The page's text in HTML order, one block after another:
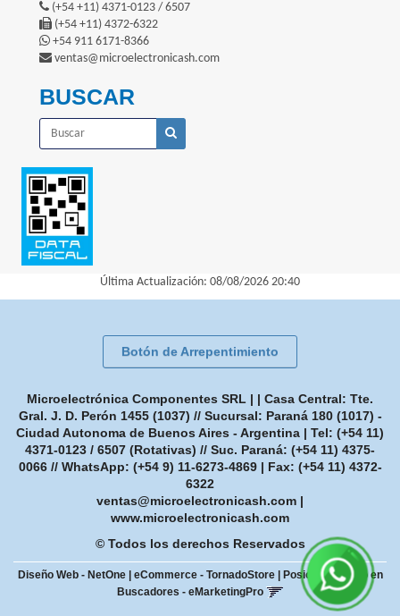
(+54 +11) 4371-0123 / 6507
(+54 +11) 4372-6322
+54 911 6171-8366
ventas@microelectronicash.com
BUSCAR
Última Actualización: 08/08/2026 20:40
Botón de Arrepentimiento
Microelectrónica Componentes SRL | | Casa Central: Tte.
Gral. J. D. Perón 1455 (1037) // Sucursal: Paraná 180 (1017) -
Ciudad Autonoma de Buenos Aires - Argentina | Tel: (+54 11)
4371-0123 / 6507 (Rotativas) // Suc. Paraná: (+54 11) 4375-
0066 // WhatsApp: (+54 9) 11-6273-4869| Fax: (+54 11) 4372-
6322
ventas@microelectronicash.com |
www.microelectronicash.com
© Todos los derechos Reservados
Diseño Web - NetOne| eCommerce - TornadoStore| Posicionamiento en
Buscadores - eMarketingPro